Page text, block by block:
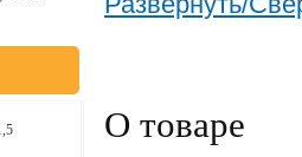
О товаре